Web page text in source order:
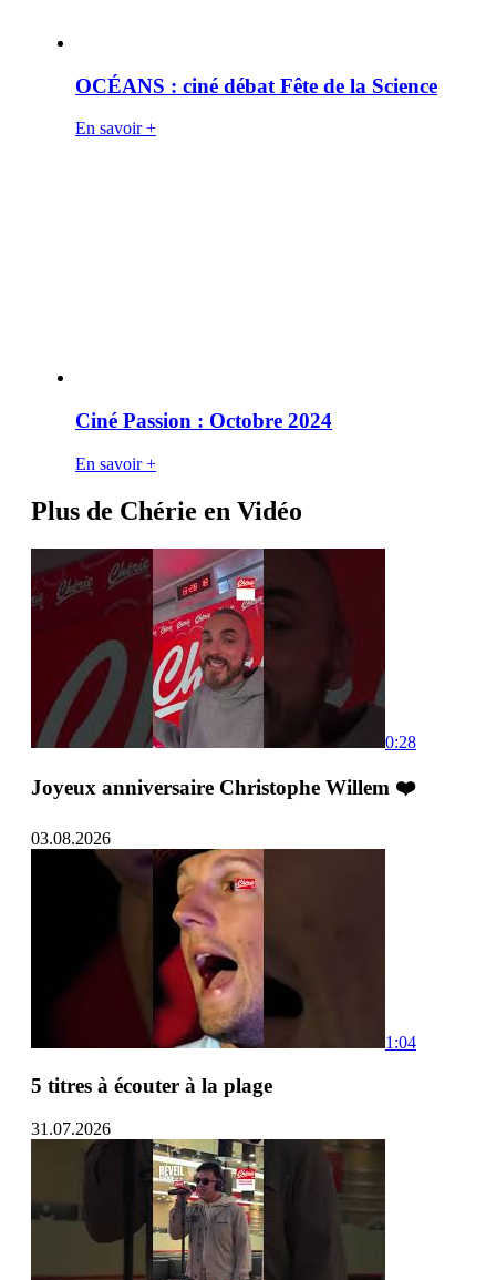
OCÉANS : ciné débat Fête de la Science
En savoir +
Ciné Passion : Octobre 2024
En savoir +
Plus de Chérie en Vidéo
0:28
Joyeux anniversaire Christophe Willem ❤️
03.08.2026
1:04
5 titres à écouter à la plage
31.07.2026